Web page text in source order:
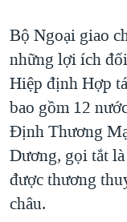
QUAN HỆ VIỆT
Bộ Ngoại giao
những lợi ích
Hiệp định Hợp
bao gồm 12
Định Thương
Dương, gọi tắt
được thương
châu.